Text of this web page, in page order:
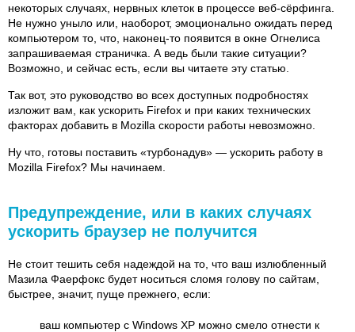
некоторых случаях, нервных клеток в процессе веб-сёрфинга.
Не нужно уныло или, наоборот, эмоционально ожидать перед
компьютером то, что, наконец-то появится в окне Огнелиса
запрашиваемая страничка. А ведь были такие ситуации?
Возможно, и сейчас есть, если вы читаете эту статью.
Так вот, это руководство во всех доступных подробностях
изложит вам, как ускорить Firefox и при каких технических
факторах добавить в Mozilla скорости работы невозможно.
Ну что, готовы поставить «турбонадув» — ускорить работу в
Mozilla Firefox? Мы начинаем.
Предупреждение, или в каких случаях
ускорить браузер не получится
Не стоит тешить себя надеждой на то, что ваш излюбленный
Мазила Фаерфокс будет носиться сломя голову по сайтам,
быстрее, значит, пуще прежнего, если:
ваш компьютер с Windows XP можно смело отнести к